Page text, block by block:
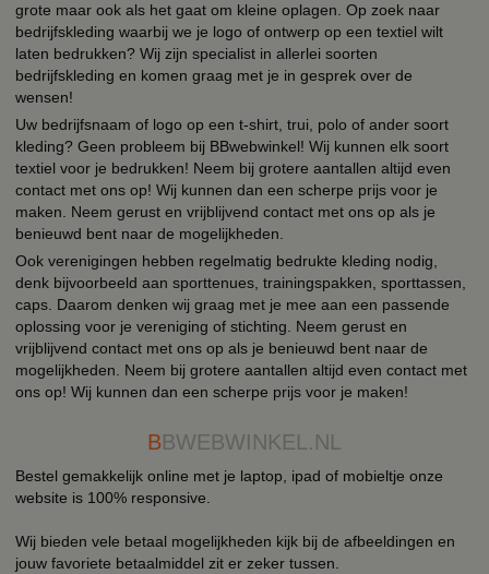
grote maar ook als het gaat om kleine oplagen. Op zoek naar
bedrijfskleding waarbij we je logo of ontwerp op een textiel wilt
laten bedrukken? Wij zijn specialist in allerlei soorten
bedrijfskleding en komen graag met je in gesprek over de
wensen!
Uw bedrijfsnaam of logo op een t-shirt, trui, polo of ander soort
kleding? Geen probleem bij BBwebwinkel! Wij kunnen elk soort
textiel voor je bedrukken! Neem bij grotere aantallen altijd even
contact met ons op! Wij kunnen dan een scherpe prijs voor je
maken. Neem gerust en vrijblijvend contact met ons op als je
benieuwd bent naar de mogelijkheden.
Ook verenigingen hebben regelmatig bedrukte kleding nodig,
denk bijvoorbeeld aan sporttenues, trainingspakken, sporttassen,
caps. Daarom denken wij graag met je mee aan een passende
oplossing voor je vereniging of stichting. Neem gerust en
vrijblijvend contact met ons op als je benieuwd bent naar de
mogelijkheden. Neem bij grotere aantallen altijd even contact met
ons op! Wij kunnen dan een scherpe prijs voor je maken!
BBWEBWINKEL.NL
Bestel gemakkelijk online met je laptop, ipad of mobieltje onze
website is 100% responsive.
Wij bieden vele betaal mogelijkheden kijk bij de afbeeldingen en
jouw favoriete betaalmiddel zit er zeker tussen.